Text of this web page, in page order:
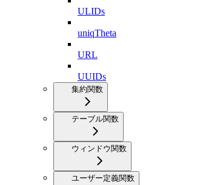
ULIDs
uniqTheta
URL
UUIDs
集約関数
テーブル関数
ウィンドウ関数
ユーザー定義関数